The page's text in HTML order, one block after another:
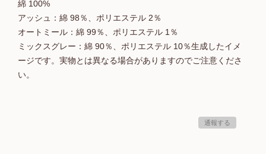
綿 100%
アッシュ：綿 98％、ポリエステル 2％
オートミール：綿 99％、ポリエステル 1％
ミックスグレー：綿 90％、ポリエステル 10％生成したイメ
ージです。実物とは異なる場合がありますのでご注意くださ
い。
通報する